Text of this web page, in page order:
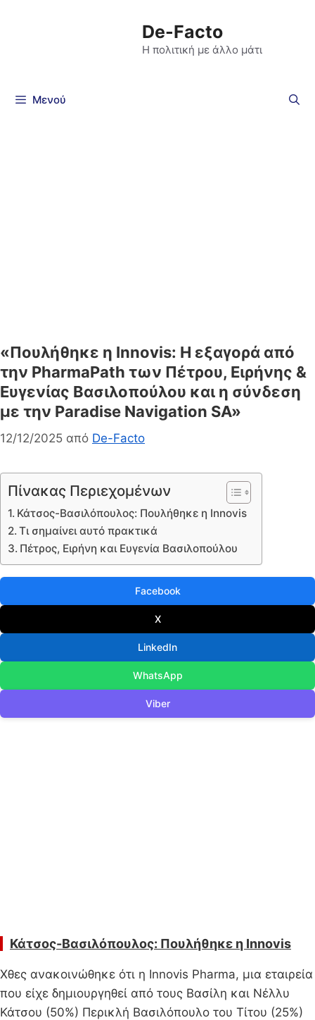
De-Facto
Η πολιτική με άλλο μάτι
Μενού
«Πουλήθηκε η Innovis: Η εξαγορά από
την PharmaPath των Πέτρου, Ειρήνης &
Ευγενίας Βασιλοπούλου και η σύνδεση
με την Paradise Navigation SA»
12/12/2025 από De-Facto
Πίνακας Περιεχομένων
Κάτσος-Βασιλόπουλος: Πουλήθηκε η Innovis
Τι σημαίνει αυτό πρακτικά
Πέτρος, Ειρήνη και Ευγενία Βασιλοπούλου
Facebook
X
LinkedIn
WhatsApp
Viber
Κάτσος-Βασιλόπουλος: Πουλήθηκε η Innovis
Χθες ανακοινώθηκε ότι η Innovis Pharma, μια εταιρεία
που είχε δημιουργηθεί από τους Βασίλη και Νέλλυ
Κάτσου (50%) Περικλή Βασιλόπουλο του Τίτου (25%)